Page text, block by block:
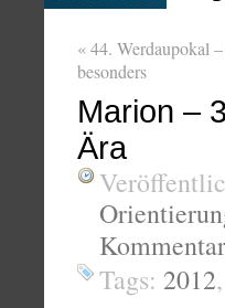
«44. Werdaupokal
besonders
Marion –
Ära
Tags: 2012,